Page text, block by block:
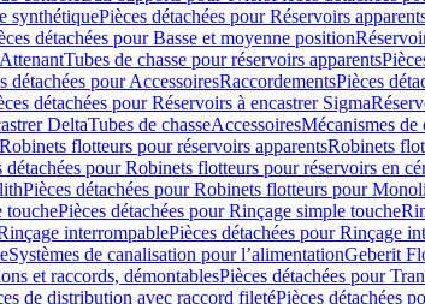
synthétiquePièces détachées pour Réservoirs
détachées pour Basse et moyenne position
Tubes de chasse pour réservoirs apparents
détachées pour AccessoiresRaccordementsPièces
détachées pour Réservoirs à encastrer Sigma
DeltaTubes de chasseAccessoiresMécanismes de
flotteurs pour réservoirs apparentsRobinets
détachées pour Robinets flotteurs pour réservoirs en
Pièces détachées pour Robinets flotteurs pour
touchePièces détachées pour Rinçage simple touche
interrompablePièces détachées pour Rinçage
Systèmes de canalisation pour l’alimentationGeberit
et raccords, démontablesPièces détachées pour
de distribution avec raccord filetéPièces détachées